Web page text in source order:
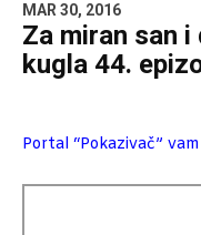
MAR 30, 2016
Za miran san i
kugla 44.
Portal “Pokazivač”